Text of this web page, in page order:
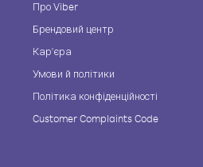
Про Viber
Брендовий центр
Кар'єра
Умови й політики
Політика конфіденційності
Customer Complaints Code